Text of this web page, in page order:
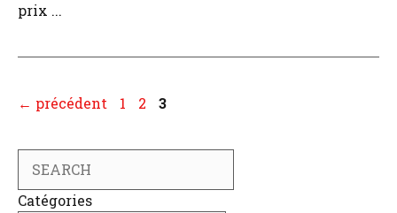
prix ...
← précédent Page
1 Page
2 Page
3
Catégories